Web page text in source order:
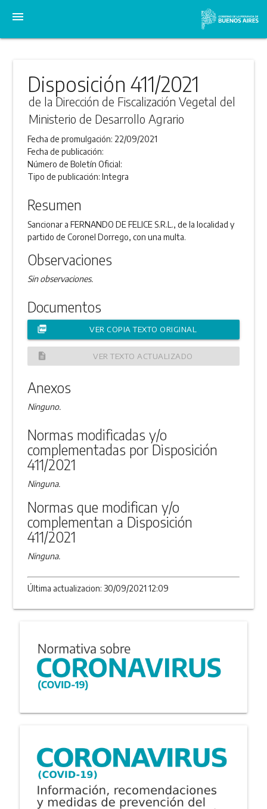
menu
Disposición 411/2021
de la Dirección de Fiscalización Vegetal del
Ministerio de Desarrollo Agrario
Fecha de promulgación: 22/09/2021
Fecha de publicación:
Número de Boletín Oficial:
Tipo de publicación:Integra
Resumen
Sancionar a FERNANDO DE FELICE S.R.L., de la localidad y
partido de Coronel Dorrego, con una multa.
Observaciones
Sin observaciones.
Documentos
picture_as_pdf VER COPIA TEXTO ORIGINAL
description VER TEXTO ACTUALIZADO
Anexos
Ninguno.
Normas modificadas y/o
complementadas por Disposición
411/2021
Ninguna.
Normas que modifican y/o
complementan a Disposición
411/2021
Ninguna.
Última actualizacion: 30/09/2021 12:09